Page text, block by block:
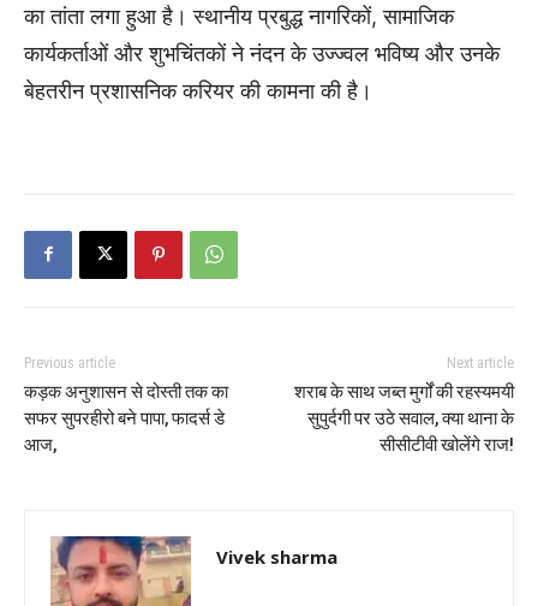
का तांता लगा हुआ है। स्थानीय प्रबुद्ध नागरिकों, सामाजिक
कार्यकर्ताओं और शुभचिंतकों ने नंदन के उज्ज्वल भविष्य और उनके
बेहतरीन प्रशासनिक करियर की कामना की है।
Previous article
कड़क अनुशासन से दोस्ती तक का
सफर सुपरहीरो बने पापा, फादर्स डे
आज,
Next article
शराब के साथ जब्त मुर्गों की रहस्यमयी
सुपुर्दगी पर उठे सवाल, क्या थाना के
सीसीटीवी खोलेंगे राज!
Vivek sharma